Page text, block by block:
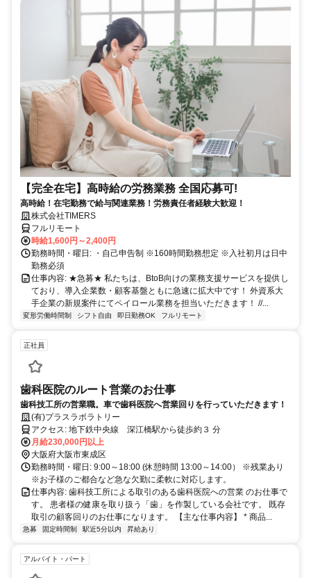
【完全在宅】高時給の労務業務 全国応募可!
高時給！在宅勤務で給与関連業務！労務責任者経験大歓迎！
株式会社TIMERS
フルリモート
時給1,600円～2,400円
勤務時間・曜日: ・自己申告制 ※160時間勤務想定 ※入社初月は日中
勤務必須
仕事内容: ★急募★ 私たちは、BtoB向けの業務支援サービスを提供し
ており、導入企業数・顧客基盤ともに急速に拡大中です！ 外資系大
手企業の新規案件にてペイロール業務を担当いただきます！ //...
変形労働時間制 シフト自由 即日勤務OK フルリモート
正社員
歯科医院のルート営業のお仕事
歯科技工所の営業職。車で歯科医院へ営業回りを行っていただきます！
(有)プラスラボラトリー
アクセス: 地下鉄中央線 深江橋駅から徒歩約３ 分
月給230,000円以上
大阪府大阪市東成区
勤務時間・曜日: 9:00～18:00 (休憩時間 13:00～14:00） ※残業あり
※お子様のご都合など急な欠勤に柔軟に対応します。
仕事内容: 歯科技工所による取引のある歯科医院への営業 のお仕事で
す。 患者様の健康を取り扱う「歯」を作製している会社です。 既存
取引の顧客回りのお仕事になります。 【主な仕事内容】 * 商品...
急募 固定時間制 駅近5分以内 昇給あり
アルバイト・パート